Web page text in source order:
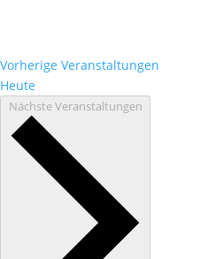
Vorherige Veranstaltungen
Heute
NächsteVeranstaltungen